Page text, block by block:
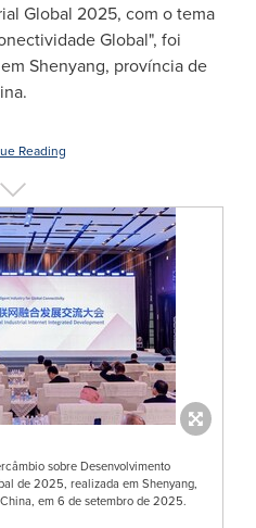
Global 2025, com o tema
Global", foi
Shenyang, província de
.
Reading
sobre Desenvolvimento
de 2025, realizada em Shenyang,
em 6 de setembro de 2025.